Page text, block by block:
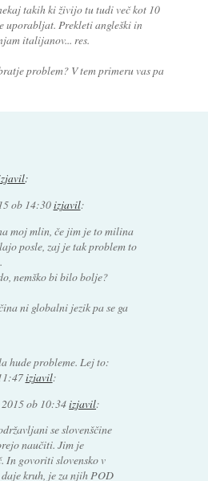
takih ki živijo tu tudi več kot 10
uporabljat. Prekleti angleški in
italijanov... res.
problem? V tem primeru vas pa
:
ob 14:30izjavil:
moj mlin, če jim je to milina
posle, zaj je tak problem to
nemško bi bilo bolje?
ni globalni jezik pa se ga
hude probleme. Lej to:
izjavil:
ob 10:34izjavil:
se slovenščine
naučiti. Jim je
In govoriti slovensko v
kruh, je za njih POD